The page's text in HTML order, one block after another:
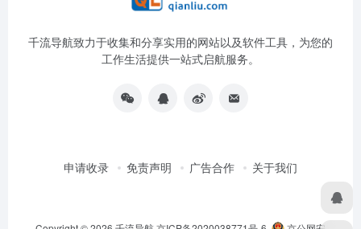
千流导航致力于收集和分享实用的网站以及软件工具，为您的
工作生活提供一站式启航服务。
申请收录 免责声明 广告合作 关于我们